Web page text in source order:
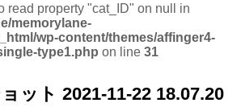
read property "cat_ID" on null in
memorylane-
wp-content/themes/affinger4-
type1.php on line 31
ット 2021-11-22 18.07.20